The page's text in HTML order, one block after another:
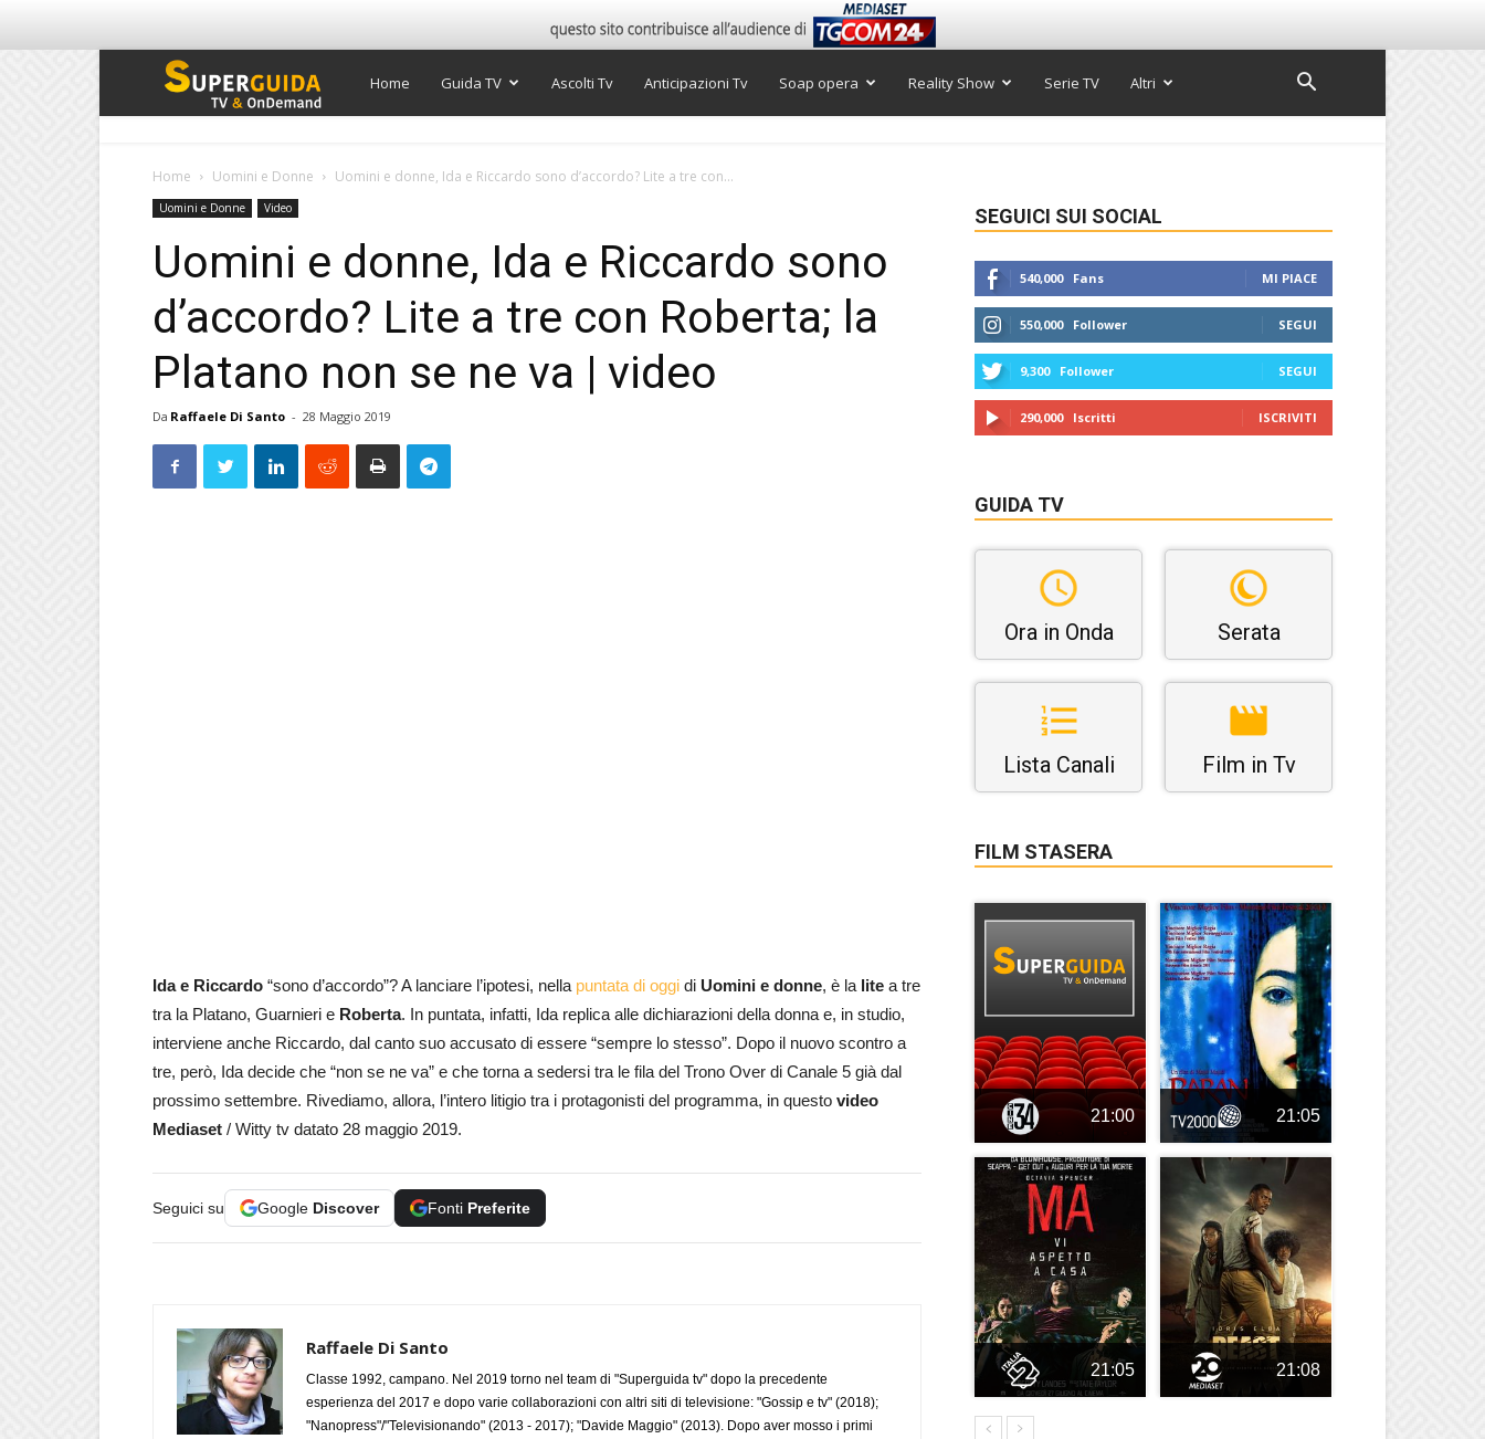
Super
Home Guida TV Ascolti Tv Anticipazioni Tv Soap opera Reality Show Serie TV Altri
Home Uomini e Donne Uomini e donne, Ida e Riccardo sono d’accordo? Lite a tre con...
Uomini e Donne Video
Uomini e donne, Ida e Riccardo sono
d’accordo? Lite a tre con Roberta; la
Platano non se ne va | video
Da Raffaele Di Santo - 28 Maggio 2019
Ida e Riccardo “sono d’accordo”? A lanciare l’ipotesi, nella puntata di oggi di Uomini e donne, è la lite a tre
tra la Platano, Guarnieri e Roberta. In puntata, infatti, Ida replica alle dichiarazioni della donna e, in studio,
interviene anche Riccardo, dal canto suo accusato di essere “sempre lo stesso”. Dopo il nuovo scontro a
tre, però, Ida decide che “non se ne va” e che torna a sedersi tra le fila del Trono Over di Canale 5 già dal
prossimo settembre. Rivediamo, allora, l’intero litigio tra i protagonisti del programma, in questo video
Mediaset / Witty tv datato 28 maggio 2019.
Seguici su Google Discover Fonti Preferite
Raffaele Di Santo
Classe 1992, campano. Nel 2019 torno nel team di "Superguida tv" dopo la precedente
esperienza del 2017 e dopo varie collaborazioni con altri siti di televisione: "Gossip e tv" (2018);
"Nanopress"/"Televisionando" (2013 - 2017); "Davide Maggio" (2013). Dopo aver mosso i primi
SEGUICI SUI SOCIAL
540,000 Fans MI PIACE
550,000 Follower SEGUI
9,300 Follower SEGUI
290,000 Iscritti ISCRIVITI
GUIDA TV
Ora in Onda Serata
Lista Canali Film in Tv
FILM STASERA
21:00 21:05
21:05 21:08